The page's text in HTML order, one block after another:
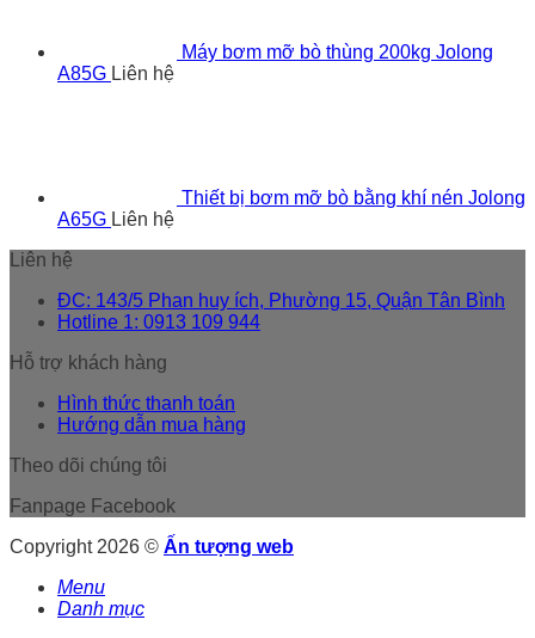
Máy bơm mỡ bò thùng 200kg Jolong
A85G Liên hệ
Thiết bị bơm mỡ bò bằng khí nén Jolong
A65G Liên hệ
Liên hệ
ĐC: 143/5 Phan huy ích, Phường 15, Quận Tân Bình
Hotline 1: 0913 109 944
Hỗ trợ khách hàng
Hình thức thanh toán
Hướng dẫn mua hàng
Theo dõi chúng tôi
Fanpage Facebook
Copyright 2026 © Ấn tượng web
Menu
Danh mục